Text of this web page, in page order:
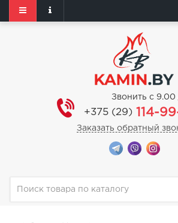
Звонить с 9.00
+375 (29) 114-
Заказать обратный